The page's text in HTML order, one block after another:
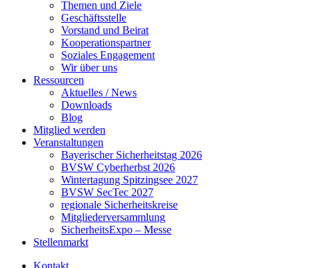
Themen und Ziele
Geschäftsstelle
Vorstand und Beirat
Kooperationspartner
Soziales Engagement
Wir über uns
Ressourcen
Aktuelles / News
Downloads
Blog
Mitglied werden
Veranstaltungen
Bayerischer Sicherheitstag 2026
BVSW Cyberherbst 2026
Wintertagung Spitzingsee 2027
BVSW SecTec 2027
regionale Sicherheitskreise
Mitgliederversammlung
SicherheitsExpo – Messe
Stellenmarkt
Kontakt